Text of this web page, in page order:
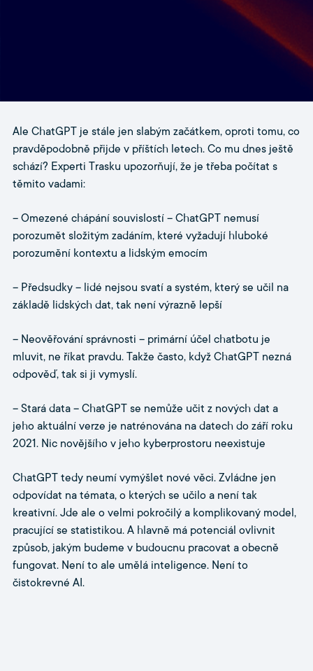
Ale ChatGPT je stále jen slabým začátkem, oproti tomu, co
pravděpodobně přijde v příštích letech. Co mu dnes ještě
schází? Experti Trasku upozorňují, že je třeba počítat s
těmito vadami:
– Omezené chápání souvislostí – ChatGPT nemusí
porozumět složitým zadáním, které vyžadují hluboké
porozumění kontextu a lidským emocím
– Předsudky – lidé nejsou svatí a systém, který se učil na
základě lidských dat, tak není výrazně lepší
– Neověřování správnosti – primární účel chatbotu je
mluvit, ne říkat pravdu. Takže často, když ChatGPT nezná
odpověď, tak si ji vymyslí.
– Stará data – ChatGPT se nemůže učit z nových dat a
jeho aktuální verze je natrénována na datech do září roku
2021. Nic novějšího v jeho kyberprostoru neexistuje
ChatGPT tedy neumí vymýšlet nové věci. Zvládne jen
odpovídat na témata, o kterých se učilo a není tak
kreativní. Jde ale o velmi pokročilý a komplikovaný model,
pracující se statistikou. A hlavně má potenciál ovlivnit
způsob, jakým budeme v budoucnu pracovat a obecně
fungovat. Není to ale umělá inteligence. Není to
čistokrevné AI.